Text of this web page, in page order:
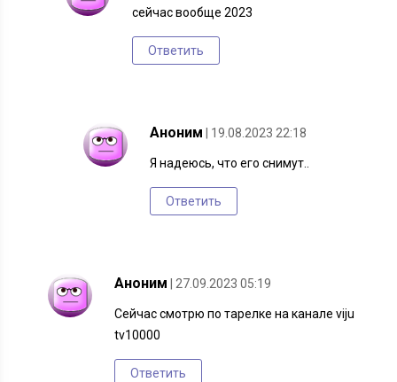
сейчас вообще 2023
Ответить
Аноним | 19.08.2023 22:18
Я надеюсь, что его снимут..
Ответить
Аноним | 27.09.2023 05:19
Сейчас смотрю по тарелке на канале viju
tv10000
Ответить